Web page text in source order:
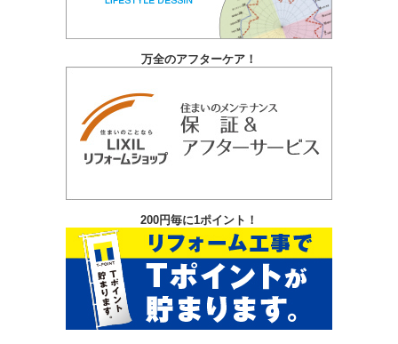
万全のアフターケア！
200円毎に1ポイント！